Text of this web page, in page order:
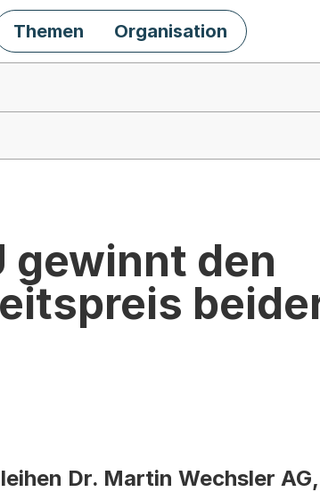
Themen Organisation
gewinnt den
Dr. Martin Wechsler